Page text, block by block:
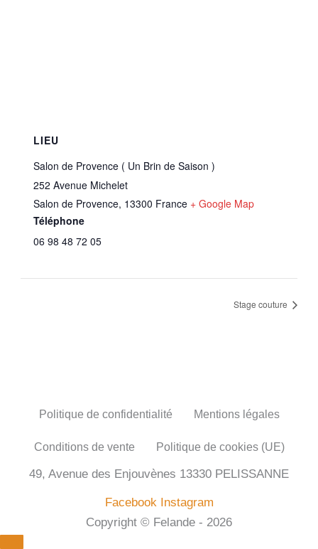
LIEU
Salon de Provence ( Un Brin de Saison )
252 Avenue Michelet
Salon de Provence, 13300 France + Google Map
Téléphone
06 98 48 72 05
Stage couture
Politique de confidentialité Mentions légales
Conditions de vente Politique de cookies (UE)
49, Avenue des Enjouvènes 13330 PELISSANNE
Facebook Instagram
Copyright © Felande - 2026